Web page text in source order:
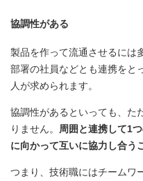
協調性がある
製品を作って流通させるには
部署の社員などとも連携をと
人が求められます。
協調性があるといっても、た
りません。 周囲と連携して1
に向かって互いに協力し合う
つまり、技術職にはチームワ